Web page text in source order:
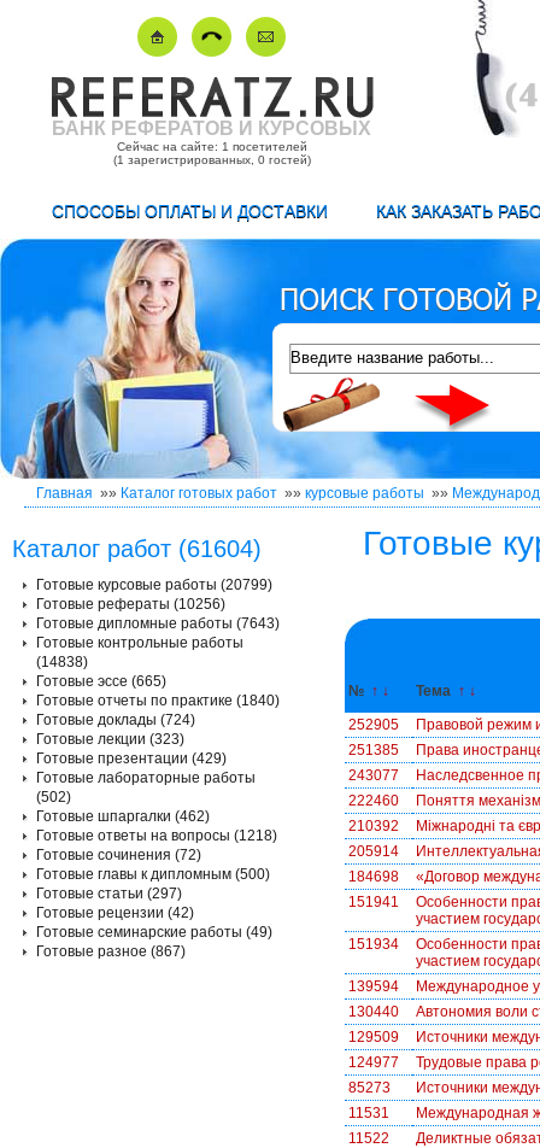
БАНК РЕФЕРАТОВ И КУРСОВЫХ
Сейчас на сайте: 1 посетителей
(1 зарегистрированных, 0 гостей)
СПОСОБЫ ОПЛАТЫ И ДОСТАВКИ КАК ЗАКАЗАТЬ
Главная »» Каталог готовых работ »» курсовые работы »»
Готовые
№ ↑ ↓ Тема ↑ ↓
252905
Правовой режим
251385
Права
243077
Наследсвенное
222460
Поняття
210392
Міжнародні та
205914
184698
«Договор
151941
Особенности
участием
151934
Особенности
участием
139594
Международное
130440
Автономия воли
129509
Источники
124977
Трудовые права
85273
Источники
11531
Международная
11522
Деликтные
Каталог работ (61604)
Готовые курсовые работы (20799)
Готовые рефераты (10256)
Готовые дипломные работы (7643)
Готовые контрольные работы
(14838)
Готовые эссе (665)
Готовые отчеты по практике (1840)
Готовые доклады (724)
Готовые лекции (323)
Готовые презентации (429)
Готовые лабораторные работы
(502)
Готовые шпаргалки (462)
Готовые ответы на вопросы (1218)
Готовые сочинения (72)
Готовые главы к дипломным (500)
Готовые статьи (297)
Готовые рецензии (42)
Готовые семинарские работы (49)
Готовые разное (867)